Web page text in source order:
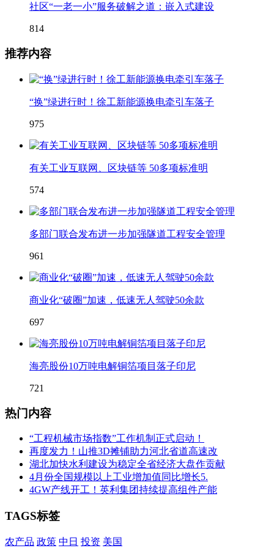
社区“一老一小”服务破解之道：嵌入式建设
814
推荐内容
“换”绿进行时！徐工新能源换电牵引车落子
975
有关工业互联网、区块链等 50多项标准明
574
多部门联合发布进一步加强隧道工程安全管理
961
商业化“破圈”加速，低速无人驾驶50余款
697
海亮股份10万吨电解铜箔项目落子印尼
721
热门内容
“工程机械市场指数”工作机制正式启动！
再度发力！山推3D摊铺助力河北省道高速改
湖北加快水利建设为稳定全省经济大盘作贡献
4月份全国规模以上工业增加值同比增长5.
4GW产线开工！英利集团持续提高组件产能
TAGS标签
农产品 政策 中日 投资 美国